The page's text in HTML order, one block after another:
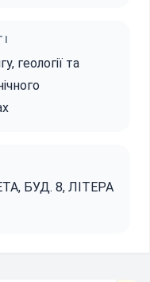
геології та
БУД. 8, ЛІТЕРА